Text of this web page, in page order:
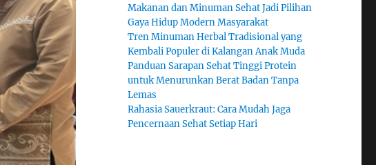
Makanan dan Minuman Sehat Jadi Pilihan
Gaya Hidup Modern Masyarakat
Tren Minuman Herbal Tradisional yang
Kembali Populer di Kalangan Anak Muda
Panduan Sarapan Sehat Tinggi Protein
untuk Menurunkan Berat Badan Tanpa
Lemas
Rahasia Sauerkraut: Cara Mudah Jaga
Pencernaan Sehat Setiap Hari